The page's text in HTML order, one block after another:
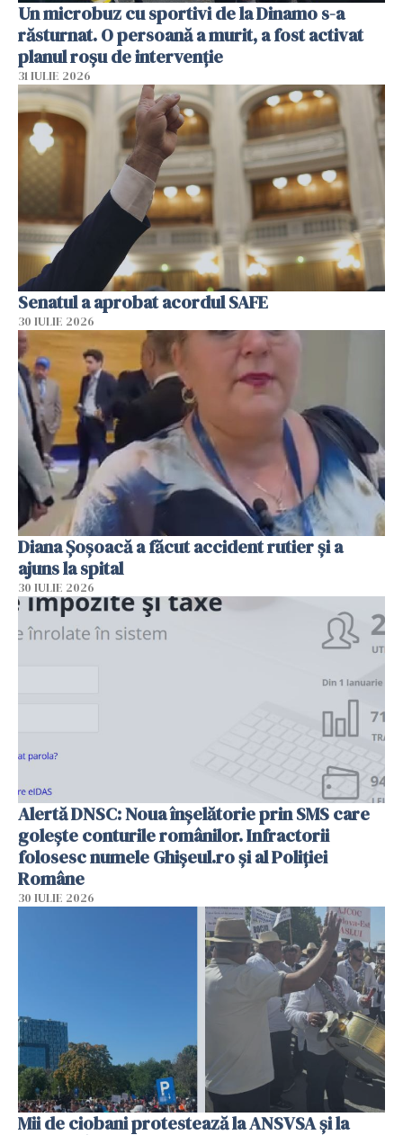
Un microbuz cu sportivi de la Dinamo s-a
răsturnat. O persoană a murit, a fost activat
planul roșu de intervenție
31 IULIE 2026
Senatul a aprobat acordul SAFE
30 IULIE 2026
Diana Șoșoacă a făcut accident rutier și a
ajuns la spital
30 IULIE 2026
Alertă DNSC: Noua înșelătorie prin SMS care
golește conturile românilor. Infractorii
folosesc numele Ghișeul.ro și al Poliției
Române
30 IULIE 2026
Mii de ciobani protestează la ANSVSA și la